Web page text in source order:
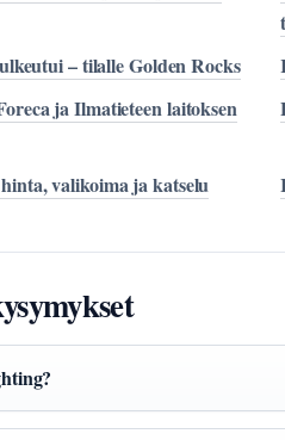
– tilalle Golden Rocks
ja Ilmatieteen laitoksen
valikoima ja katselu